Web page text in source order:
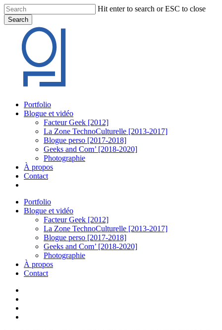
Skip
to
main
content
Hit enter to search or ESC to close
Search
Search
Menu
Portfolio
Blogue et vidéo
Facteur Geek [2012]
La Zone TechnoCulturelle [2013-2017]
Blogue perso [2017-2018]
Geeks and Com’ [2018-2020]
Photographie
À propos
Contact
Portfolio
Blogue et vidéo
Facteur Geek [2012]
La Zone TechnoCulturelle [2013-2017]
Blogue perso [2017-2018]
Geeks and Com’ [2018-2020]
Photographie
À propos
Contact